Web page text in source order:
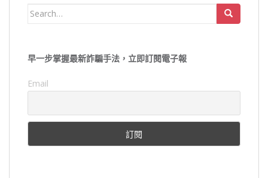
Search
早一步掌握最新詐騙手法，立即訂閱電子報
Email